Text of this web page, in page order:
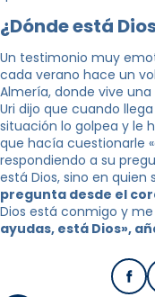
¿Dónde está
Un testimonio muy
cada verano hace un
Almería, donde vive
Uri dijo que cuando
situación lo golpea y le
que hacía cuestionarle
respondiendo a su
está Dios, sino en quien
pregunta desde el
Dios está conmigo y
ayudas, está Dios»,